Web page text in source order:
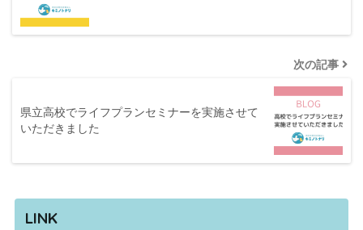
次の記事
県立高校でライフプランセミナーを実施させて
いただきました
LINK